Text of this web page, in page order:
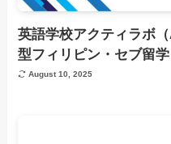
英語学校アクティラボ
型フィリピン・セブ留学
August 10, 2025